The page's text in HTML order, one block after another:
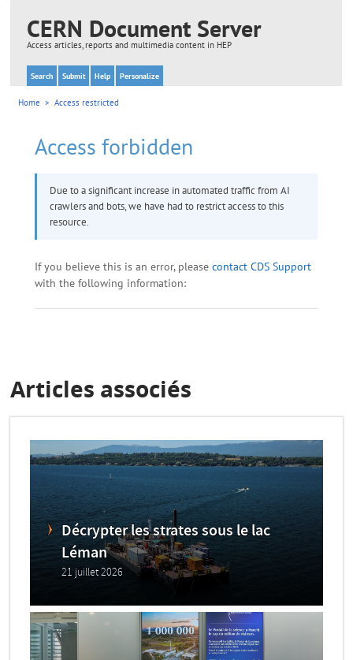
Articles associés
Décrypter les strates sous le lac
Léman
21 juillet 2026